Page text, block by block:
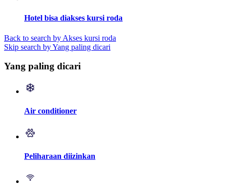
Hotel bisa diakses kursi roda
Back to search by Akses kursi roda
Skip search by Yang paling dicari
Yang paling dicari
Air conditioner
Peliharaan diizinkan